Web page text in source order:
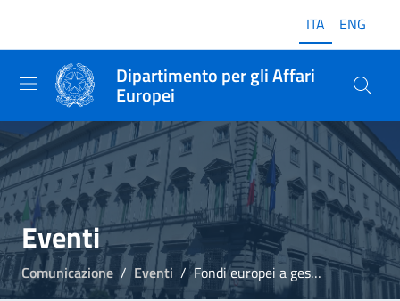
ITA ENG
Dipartimento per gli Affari
Europei
Eventi
Comunicazione Eventi Fondi europei a gestione diretta, seminario a Bologna